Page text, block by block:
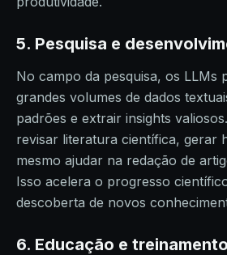
5. Pesquisa e
No campo da pesquisa, os LLMs
grandes volumes de dados
padrões e extrair insights
revisar literatura científica, gerar
mesmo ajudar na redação de
Isso acelera o progresso
descoberta de novos
6. Educação e treinamento